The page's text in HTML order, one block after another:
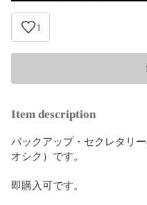
1
Item description
バックアップ・セクレタリ
オシク）です。
即購入可です。